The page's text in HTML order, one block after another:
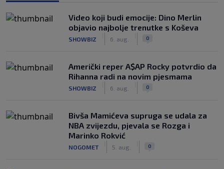
Video koji budi emocije: Dino Merlin
objavio najbolje trenutke s Koševa
SHOWBIZ 6. aug. 0
Američki reper A$AP Rocky potvrdio da
Rihanna radi na novim pjesmama
SHOWBIZ 6. aug. 0
Bivša Mamićeva supruga se udala za
NBA zvijezdu, pjevala se Rozga i
Marinko Rokvić
NOGOMET 5. aug. 0